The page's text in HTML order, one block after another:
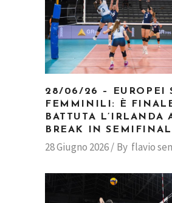
28/06/26 – EUROPEI
FEMMINILI: È
BATTUTA L’IRLANDA
BREAK IN
28 Giugno 2026 By flavio